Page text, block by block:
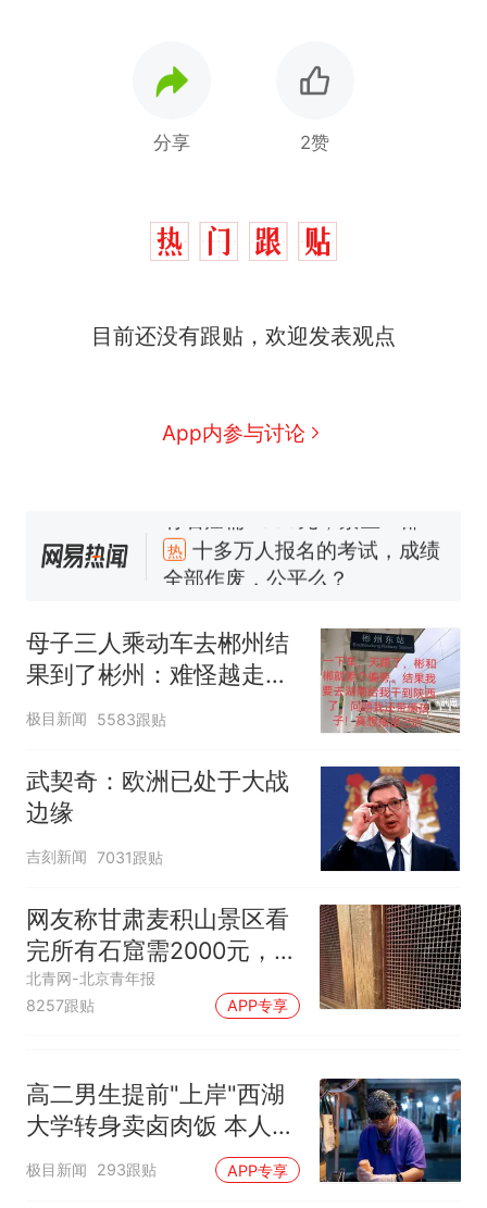
分享 2赞
目前还没有跟贴，欢迎发表观点
App内参与讨论
全部作废，公平么？
新
5万的小车卖不动，40万以
纪录 带来严重影响
泰州父亲的手写家书遗失30
年，网友淘到后寄给女儿：花
石窟受特别保护，游客可按需
买
热 十多万人报名的考试，成绩
全部作废，公平么？
母子三人乘动车去郴州结
果到了彬州：难怪越走越
冷
极目新闻 5583跟贴
武契奇：欧洲已处于大战
边缘
吉刻新闻 7031跟贴
网友称甘肃麦积山景区看
完所有石窟需2000元，景
区：部分石窟受特别保
护，游客可按需买
北青网-北京青年报
8257跟贴
APP专享
高二男生提前"上岸"西湖
大学转身卖卤肉饭 本人发
声
极目新闻 293跟贴 APP专享